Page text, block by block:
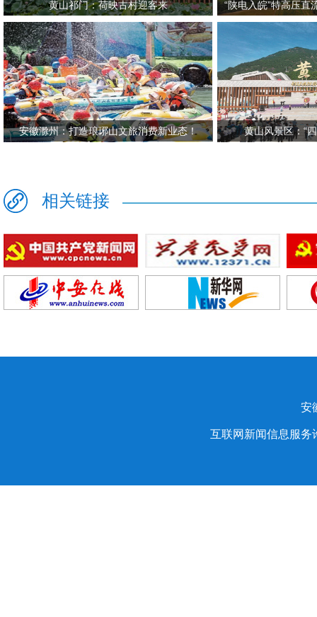
黄山祁门：荷映古村迎客来
安徽滁州：打造琅琊山文旅消费新业态！
“陕电入皖”特高压直
黄山风景区：“
相关链接
安
互联网新闻信息服务